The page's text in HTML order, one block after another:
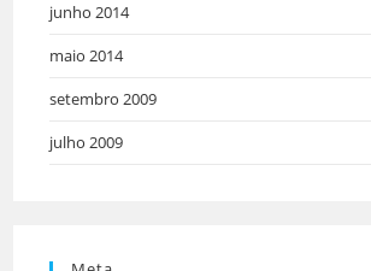
junho 2014
maio 2014
setembro 2009
julho 2009